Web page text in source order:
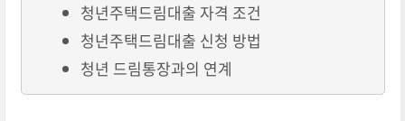
청년주택드림대출 자격 조건
청년주택드림대출 신청 방법
청년 드림통장과의 연계